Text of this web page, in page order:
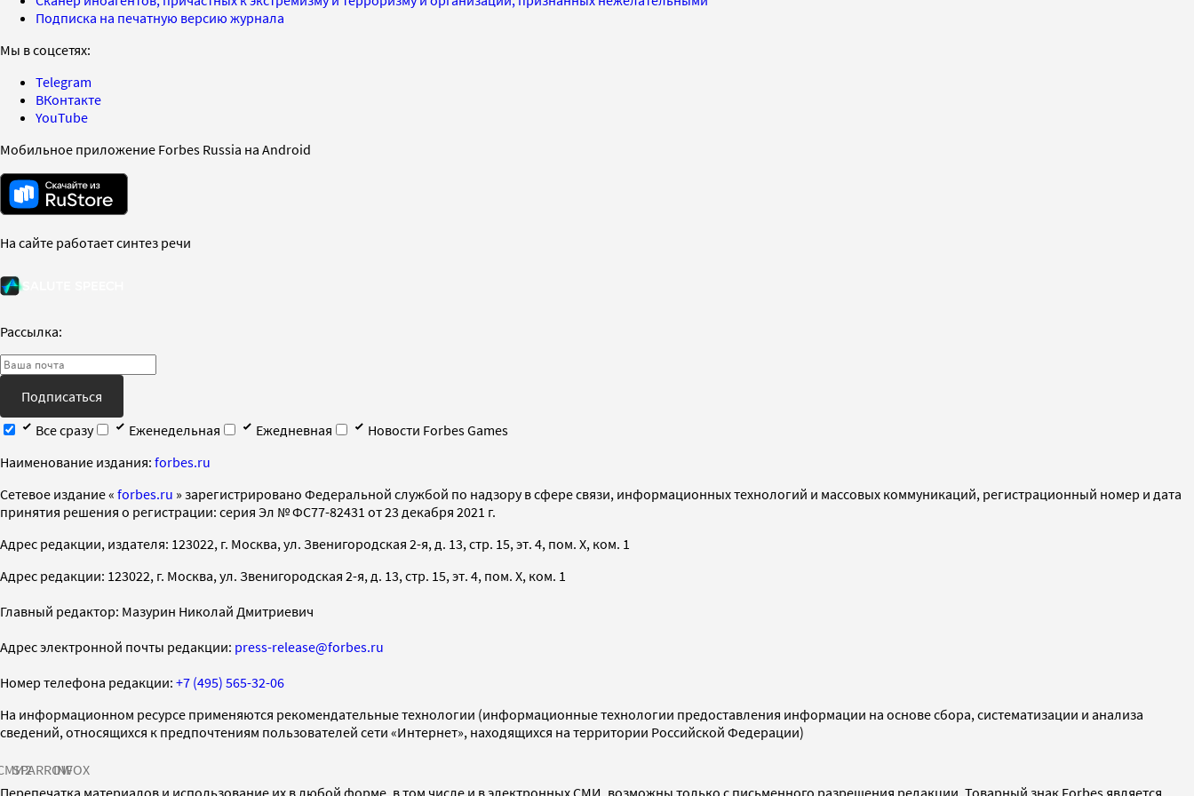
Подписка на печатную версию журнала
Мы в соцсетях:
Telegram
ВКонтакте
YouTube
Мобильное приложение Forbes Russia на Android
На сайте работает синтез речи
Рассылка:
Подписаться
Все сразу
Еженедельная Ежедневная
Новости Forbes Games
Наименование издания: forbes.ru
Cетевое издание « forbes.ru » зарегистрировано Федеральной службой по надзору в сфере связи, информационных технологий и массовых коммуникаций, регистрационный номер и дата
принятия решения о регистрации: серия Эл № ФС77-82431 от 23 декабря 2021 г.
Адрес редакции, издателя: 123022, г. Москва, ул. Звенигородская 2-я, д. 13, стр. 15, эт. 4, пом. X, ком. 1
Адрес редакции: 123022, г. Москва, ул. Звенигородская 2-я, д. 13, стр. 15, эт. 4, пом. X, ком. 1
Главный редактор: Мазурин Николай Дмитриевич
Адрес электронной почты редакции: press-release@forbes.ru
Номер телефона редакции: +7 (495) 565-32-06
На информационном ресурсе применяются рекомендательные технологии (информационные технологии предоставления информации на основе сбора, систематизации и анализа
сведений, относящихся к предпочтениям пользователей сети «Интернет», находящихся на территории Российской Федерации)
SPARROWINFOX
Перепечатка материалов и использование их в любой форме, в том числе и в электронных СМИ, возможны только с письменного разрешения редакции. Товарный знак Forbes является